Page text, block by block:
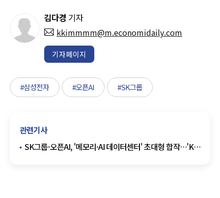
김다경 기자
kkimmmm@m.economidaily.com
기자페이지
#삼성전자 #오픈AI #SK그룹
관련기사
SK그룹-오픈AI, '메모리·AI 데이터센터' 초대형 합작…'K-